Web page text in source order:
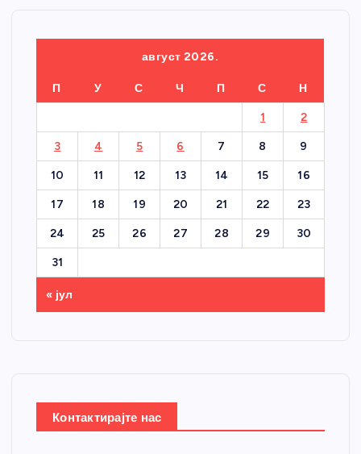
август 2026.
П У С Ч П С Н
1 2
3 4 5 6 7 8 9
10 11 12 13 14 15 16
17 18 19 20 21 22 23
24 25 26 27 28 29 30
31
« јул
Контактирајте нас